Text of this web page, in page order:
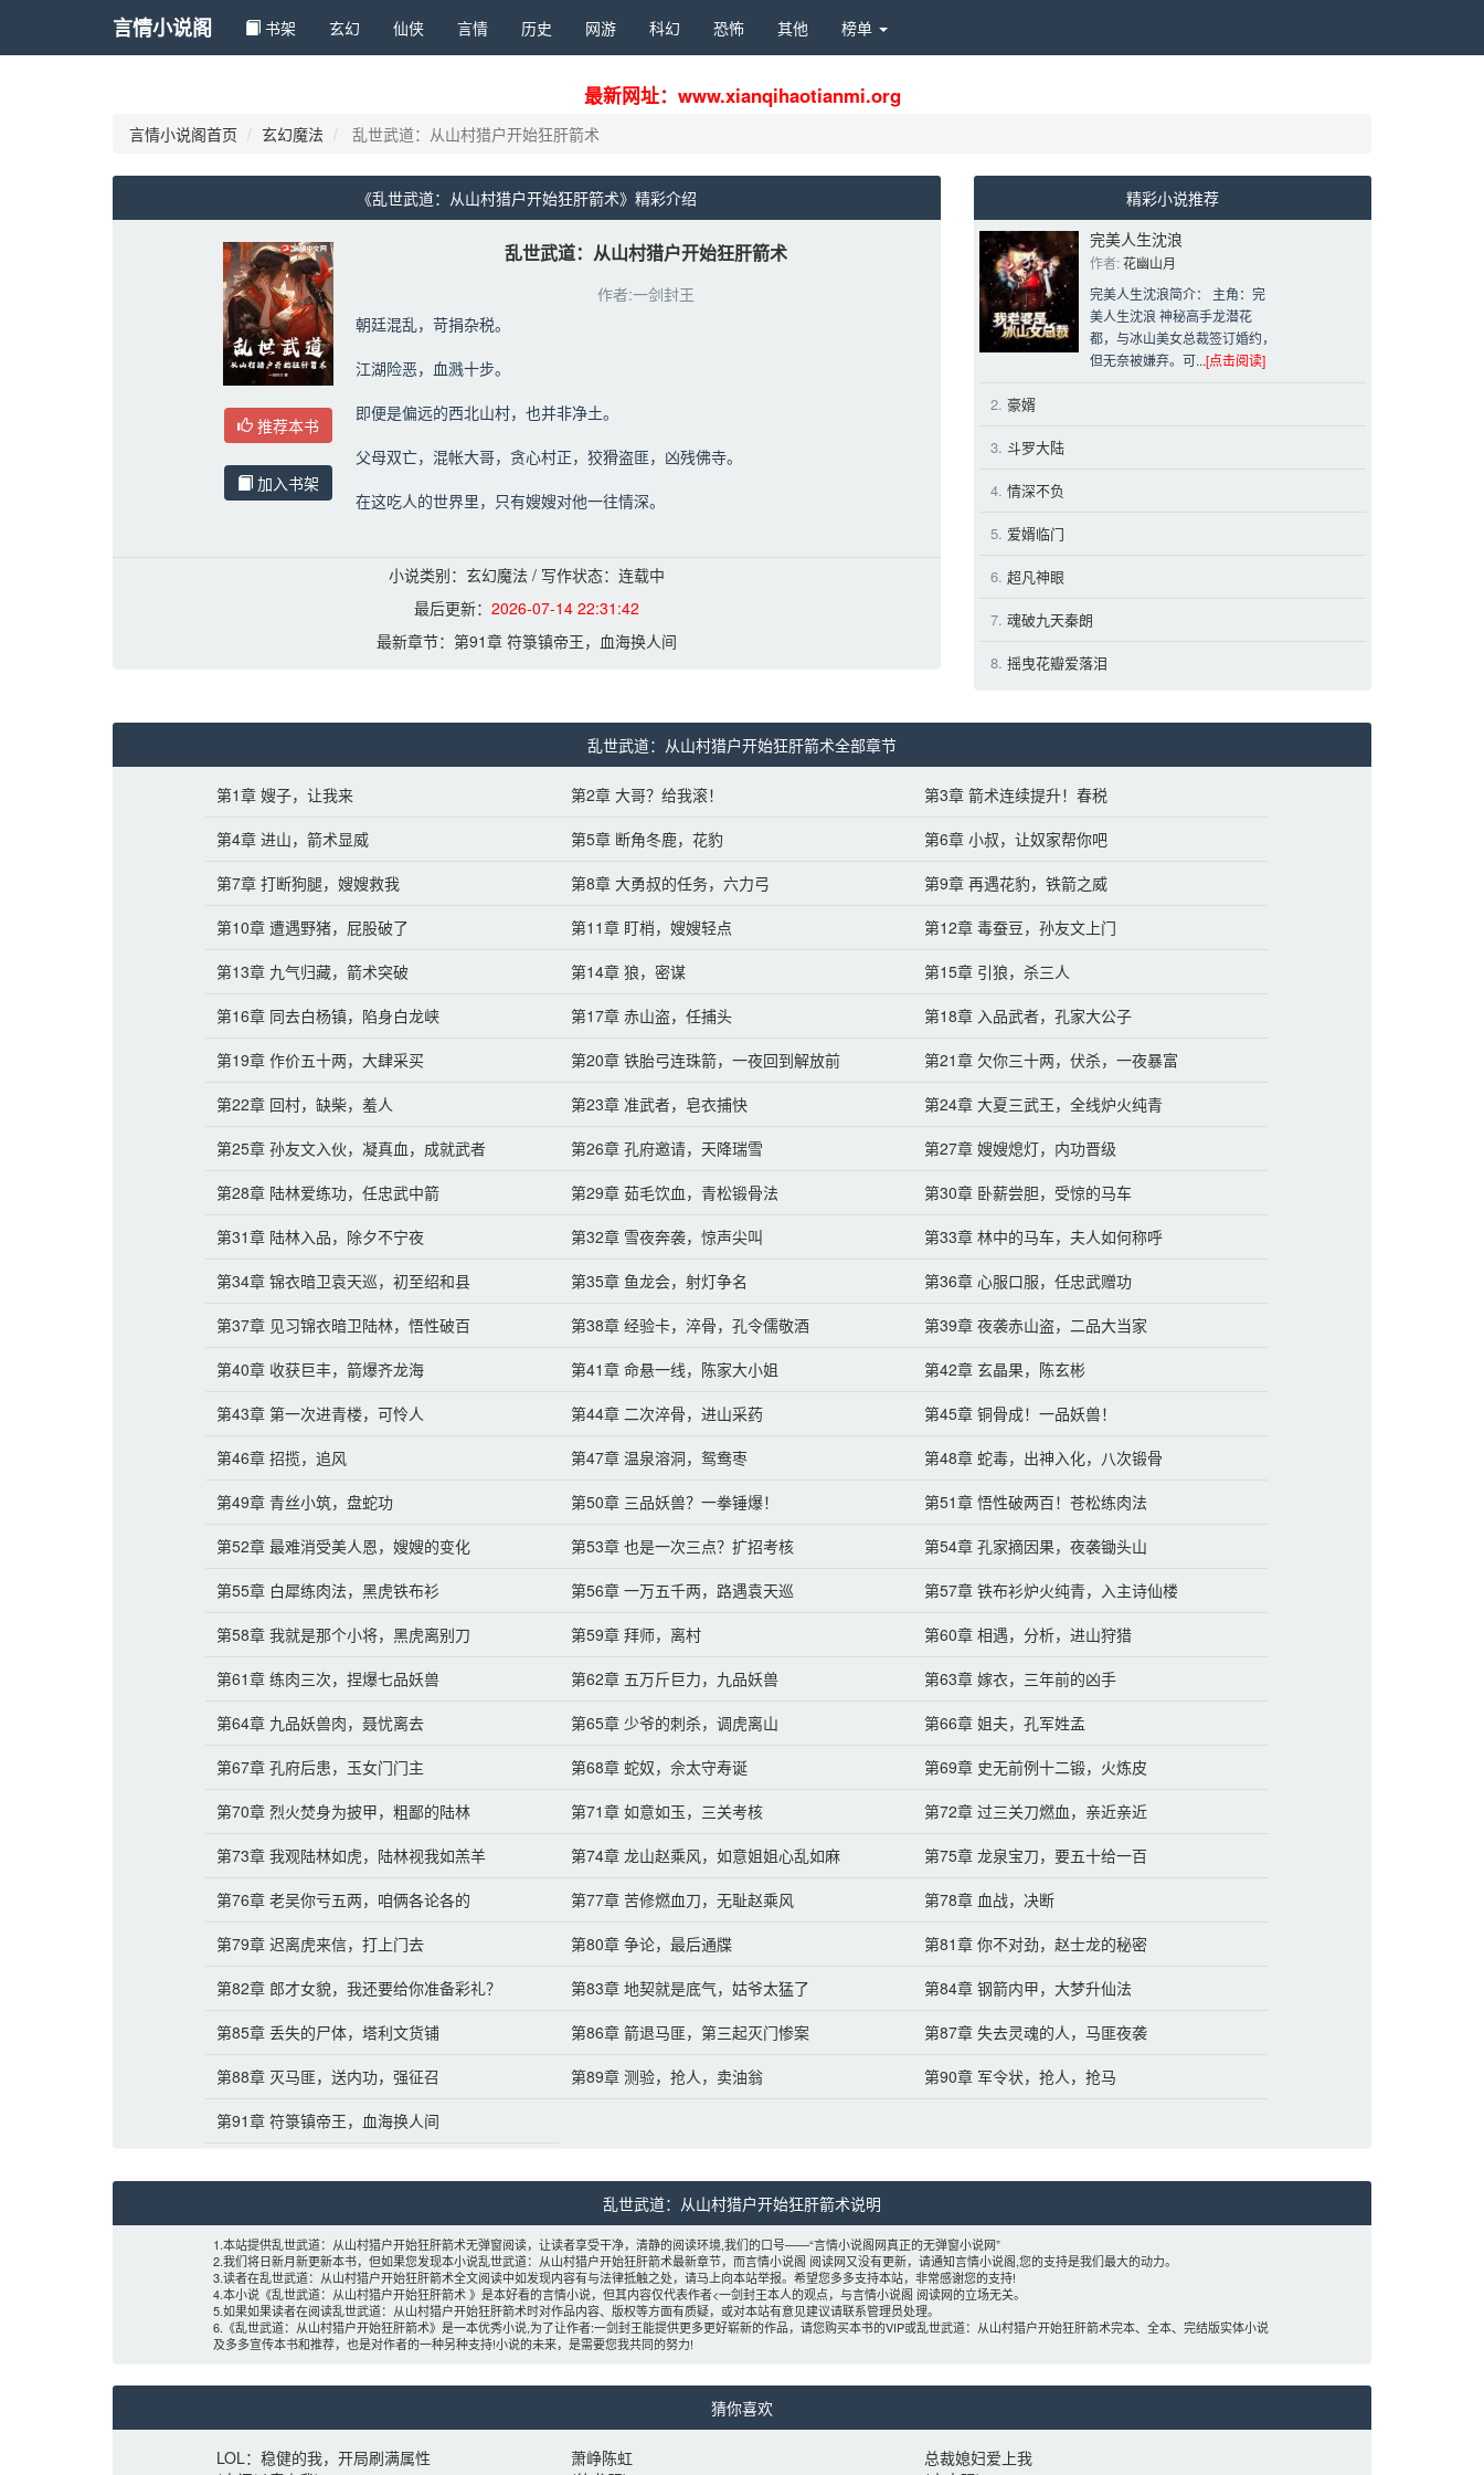
言情小说阁 书架 玄幻 仙侠 言情 历史 网游 科幻 恐怖 其他 榜单
最新网址：www.xianqihaotianmi.org
言情小说阁首页 玄幻魔法 乱世武道：从山村猎户开始狂肝箭术
《乱世武道：从山村猎户开始狂肝箭术》精彩介绍
推荐本书
加入书架
乱世武道：从山村猎户开始狂肝箭术
作者:一剑封王
朝廷混乱，苛捐杂税。
江湖险恶，血溅十步。
即便是偏远的西北山村，也并非净土。
父母双亡，混帐大哥，贪心村正，狡猾盗匪，凶残佛寺。
在这吃人的世界里，只有嫂嫂对他一往情深。
当陆林站在巅峰，来时之路已经被尸骨铺满。
山庄，武馆，世家，堡垒，魔教，朝廷，没有一合之敌。
小说类别：玄幻魔法 / 写作状态：连载中
最后更新： 2026-07-14 22:31:42
最新章节： 第91章 符箓镇帝王，血海换人间
精彩小说推荐
完美人生沈浪
作者: 花幽山月
完美人生沈浪简介： 主角：完
美人生沈浪 神秘高手龙潜花
都，与冰山美女总裁签订婚约，
但无奈被嫌弃。可...[点击阅读]
2. 豪婿
3. 斗罗大陆
4. 情深不负
5. 爱婿临门
6. 超凡神眼
7. 魂破九天秦朗
8. 摇曳花瓣爱落泪
乱世武道：从山村猎户开始狂肝箭术全部章节
第1章 嫂子，让我来 第2章 大哥？给我滚！
第3章 箭术连续提升！春税
第4章 进山，箭术显威
第5章 断角冬鹿，花豹
第6章 小叔，让奴家帮你吧
第7章 打断狗腿，嫂嫂救我
第8章 大勇叔的任务，六力弓
第9章 再遇花豹，铁箭之威
第10章 遭遇野猪，屁股破了
第11章 盯梢，嫂嫂轻点
第12章 毒蚕豆，孙友文上门
第13章 九气归藏，箭术突破
第14章 狼，密谋
第15章 引狼，杀三人
第16章 同去白杨镇，陷身白龙峡
第17章 赤山盗，任捕头
第18章 入品武者，孔家大公子
第19章 作价五十两，大肆采买
第20章 铁胎弓连珠箭，一夜回到解放前
第21章 欠你三十两，伏杀，一夜暴富
第22章 回村，缺柴，羞人
第23章 准武者，皂衣捕快
第24章 大夏三武王，全线炉火纯青
第25章 孙友文入伙，凝真血，成就武者
第26章 孔府邀请，天降瑞雪
第27章 嫂嫂熄灯，内功晋级
第28章 陆林爱练功，任忠武中箭
第29章 茹毛饮血，青松锻骨法
第30章 卧薪尝胆，受惊的马车
第31章 陆林入品，除夕不宁夜
第32章 雪夜奔袭，惊声尖叫
第33章 林中的马车，夫人如何称呼
第34章 锦衣暗卫袁天巡，初至绍和县
第35章 鱼龙会，射灯争名
第36章 心服口服，任忠武赠功
第37章 见习锦衣暗卫陆林，悟性破百
第38章 经验卡，淬骨，孔令儒敬酒
第39章 夜袭赤山盗，二品大当家
第40章 收获巨丰，箭爆齐龙海
第41章 命悬一线，陈家大小姐
第42章 玄晶果，陈玄彬
第43章 第一次进青楼，可怜人
第44章 二次淬骨，进山采药
第45章 铜骨成！一品妖兽！
第46章 招揽，追风
第47章 温泉溶洞，鸳鸯枣
第48章 蛇毒，出神入化，八次锻骨
第49章 青丝小筑，盘蛇功
第50章 三品妖兽？一拳锤爆！
第51章 悟性破两百！苍松练肉法
第52章 最难消受美人恩，嫂嫂的变化
第53章 也是一次三点？扩招考核
第54章 孔家摘因果，夜袭锄头山
第55章 白犀练肉法，黑虎铁布衫
第56章 一万五千两，路遇袁天巡
第57章 铁布衫炉火纯青，入主诗仙楼
第58章 我就是那个小将，黑虎离别刀
第59章 拜师，离村
第60章 相遇，分析，进山狩猎
第61章 练肉三次，捏爆七品妖兽
第62章 五万斤巨力，九品妖兽
第63章 嫁衣，三年前的凶手
第64章 九品妖兽肉，聂忧离去
第65章 少爷的刺杀，调虎离山
第66章 姐夫，孔军姓孟
第67章 孔府后患，玉女门门主
第68章 蛇奴，佘太守寿诞
第69章 史无前例十二锻，火炼皮
第70章 烈火焚身为披甲，粗鄙的陆林
第71章 如意如玉，三关考核
第72章 过三关刀燃血，亲近亲近
第73章 我观陆林如虎，陆林视我如羔羊
第74章 龙山赵乘风，如意姐姐心乱如麻
第75章 龙泉宝刀，要五十给一百
第76章 老吴你亏五两，咱俩各论各的
第77章 苦修燃血刀，无耻赵乘风
第78章 血战，决断
第79章 迟离虎来信，打上门去
第80章 争论，最后通牒
第81章 你不对劲，赵士龙的秘密
第82章 郎才女貌，我还要给你准备彩礼？
第83章 地契就是底气，姑爷太猛了
第84章 钢箭内甲，大梦升仙法
第85章 丢失的尸体，塔利文货铺
第86章 箭退马匪，第三起灭门惨案
第87章 失去灵魂的人，马匪夜袭
第88章 灭马匪，送内功，强征召
第89章 测验，抢人，卖油翁
第90章 军令状，抢人，抢马
第91章 符箓镇帝王，血海换人间
乱世武道：从山村猎户开始狂肝箭术说明
1.本站提供乱世武道：从山村猎户开始狂肝箭术无弹窗阅读，让读者享受干净，清静的阅读环境,我们的口号——“言情小说阁网真正的无弹窗小说网”
2.我们将日新月新更新本书，但如果您发现本小说乱世武道：从山村猎户开始狂肝箭术最新章节，而言情小说阁 阅读网又没有更新，请通知言情小说阁,您的支持是我们最大的动力。
3.读者在乱世武道：从山村猎户开始狂肝箭术全文阅读中如发现内容有与法律抵触之处，请马上向本站举报。希望您多多支持本站，非常感谢您的支持!
4.本小说《乱世武道：从山村猎户开始狂肝箭术 》是本好看的言情小说，但其内容仅代表作者<一剑封王本人的观点，与言情小说阁 阅读网的立场无关。
5.如果如果读者在阅读乱世武道：从山村猎户开始狂肝箭术时对作品内容、版权等方面有质疑，或对本站有意见建议请联系管理员处理。
6.《乱世武道：从山村猎户开始狂肝箭术》是一本优秀小说,为了让作者:一剑封王能提供更多更好崭新的作品，请您购买本书的VIP或乱世武道：从山村猎户开始狂肝箭术完本、全本、完结版实体小说
及多多宣传本书和推荐，也是对作者的一种另种支持!小说的未来，是需要您我共同的努力!
猜你喜欢
LOL：稳健的我，开局刷满属性
萧峥陈虹
总裁媳妇爱上我